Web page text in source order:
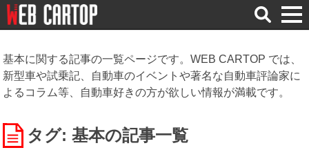
検
索
基本に関する記事の一覧ページです。WEB CARTOP では、
新型車や試乗記、自動車のイベントや著名な自動車評論家に
よるコラム等、自動車好きの方が欲しい情報が満載です。
タグ: 基本の記事一覧